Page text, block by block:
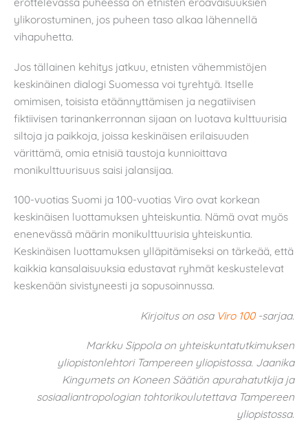
ylikorostuminen, jos puheen taso alkaa lähennellä
vihapuhetta.
Jos tällainen kehitys jatkuu, etnisten vähemmistöjen
keskinäinen dialogi Suomessa voi tyrehtyä. Itselle
omimisen, toisista etäännyttämisen ja negatiivisen
fiktiivisen tarinankerronnan sijaan on luotava kulttuurisia
siltoja ja paikkoja, joissa keskinäisen erilaisuuden
värittämä, omia etnisiä taustoja kunnioittava
monikulttuurisuus saisi jalansijaa.
100-vuotias Suomi ja 100-vuotias Viro ovat korkean
keskinäisen luottamuksen yhteiskuntia. Nämä ovat myös
enenevässä määrin monikulttuurisia yhteiskuntia.
Keskinäisen luottamuksen ylläpitämiseksi on tärkeää, että
kaikkia kansalaisuuksia edustavat ryhmät keskustelevat
keskenään sivistyneesti ja sopusoinnussa.
Kirjoitus on osa Viro 100-sarjaa.
Markku Sippola on yhteiskuntatutkimuksen
yliopistonlehtori Tampereen yliopistossa. Jaanika
Kingumets on Koneen Säätiön apurahatutkija ja
sosiaaliantropologian tohtorikoulutettava Tampereen
yliopistossa.